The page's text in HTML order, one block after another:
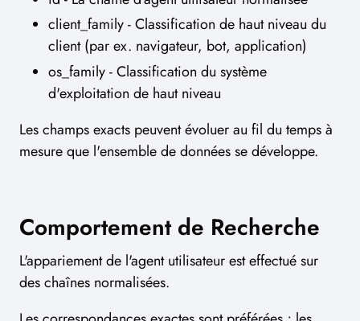
client_family - Classification de haut niveau du
client (par ex. navigateur, bot, application)
os_family - Classification du système
d'exploitation de haut niveau
Les champs exacts peuvent évoluer au fil du temps à
mesure que l'ensemble de données se développe.
Comportement de Recherche
L'appariement de l'agent utilisateur est effectué sur
des chaînes normalisées.